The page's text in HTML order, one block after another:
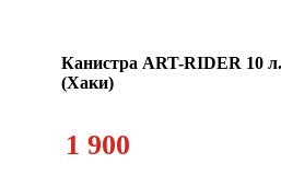
Канистра ART-RIDER 10 л.
(Хаки)
1 900